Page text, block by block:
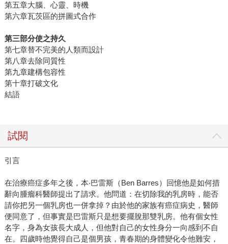
第五章大腦、心靈、時機
第六章瓦茨區的拼圖式合作
第三部分使之持久
第七章替不完美的人類而設計
第八章去除同質性
第九章建構包容性
第十章打破文化
結語
試閱
引言
在治療癌症多年之後，本‧巴雷斯（Ben Barres）回憶他是如何措
辭向腫瘤科醫師提出了請求。他問道：在切除我的乳房時，能否
請你把另一個乳房也一併拿掉？由於他的家族有癌症病史，醫師
便同意了，但事實是巴雷斯只是想要擺脫那雙乳房。他有個女性
名字，身為女孩長大成人，但他對自己的女性身分一向感到不自
在。四歲時他覺得自己是個男孩，青春期的身體變化令他難安，